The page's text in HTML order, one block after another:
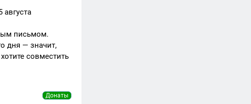
письмом.
дня — значит,
совместить
Донаты